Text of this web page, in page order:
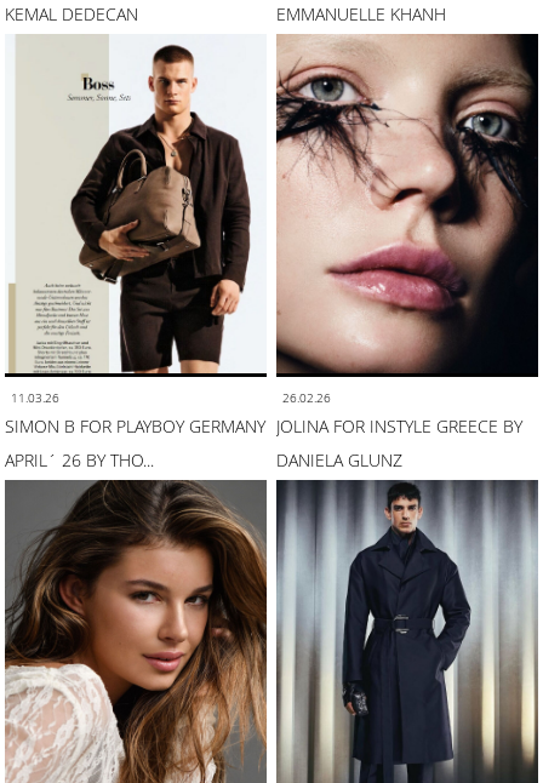
KEMAL DEDECAN
EMMANUELLE KHANH
11.03.26
SIMON B FOR PLAYBOY GERMANY
APRIL´ 26 BY THO...
26.02.26
JOLINA FOR INSTYLE GREECE BY
DANIELA GLUNZ